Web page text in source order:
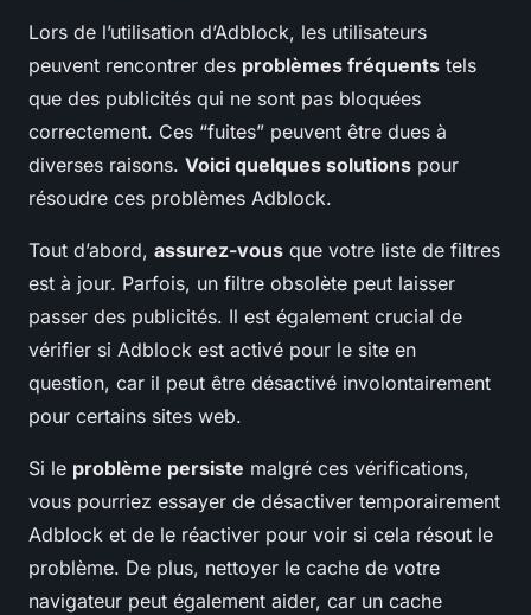
Lors de l’utilisation d’Adblock, les utilisateurs
peuvent rencontrer des problèmes fréquents tels
que des publicités qui ne sont pas bloquées
correctement. Ces “fuites” peuvent être dues à
diverses raisons. Voici quelques solutions pour
résoudre ces problèmes Adblock.
Tout d’abord, assurez-vous que votre liste de filtres
est à jour. Parfois, un filtre obsolète peut laisser
passer des publicités. Il est également crucial de
vérifier si Adblock est activé pour le site en
question, car il peut être désactivé involontairement
pour certains sites web.
Si le problème persiste malgré ces vérifications,
vous pourriez essayer de désactiver temporairement
Adblock et de le réactiver pour voir si cela résout le
problème. De plus, nettoyer le cache de votre
navigateur peut également aider, car un cache